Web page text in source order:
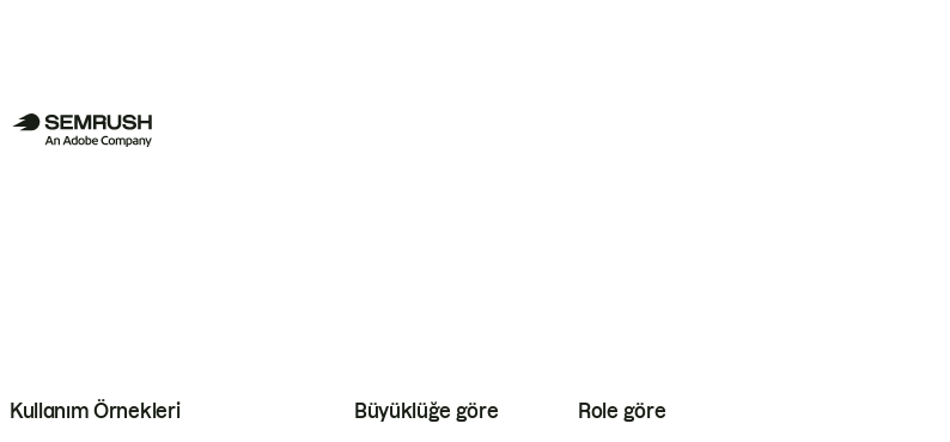
Kullanım Örnekleri Büyüklüğe göre Role göre